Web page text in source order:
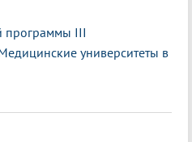
программы III
университеты в